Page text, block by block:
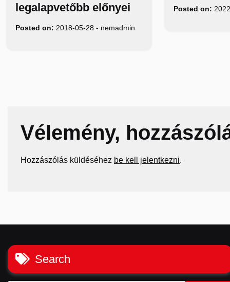
legalapvetőbb előnyei
Posted on: 2018-05-28 - nemadmin
Posted on:
Vélemény,
Hozzászólás küldéséhez be kell jelentkezni.
Search